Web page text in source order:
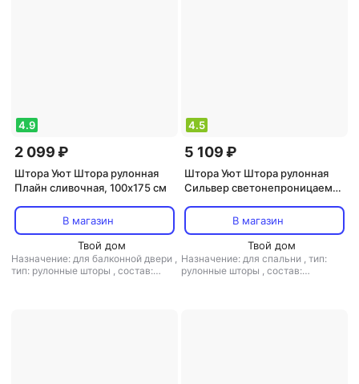
4.9
2 099 ₽
Штора Уют Штора рулонная
Плайн сливочная, 100х175 см
В магазин
Твой дом
Назначение: для балконной двери ,
тип: рулонные шторы , состав:
4.5
5 109 ₽
Штора Уют Штора рулонная
Сильвер светонепроницаемая
В магазин
Твой дом
Назначение: для спальни , тип:
рулонные шторы , состав: